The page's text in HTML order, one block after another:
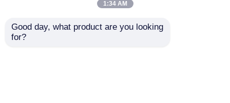
Να συνεχίσει
1:34 AM
Good day, what product are you looking
for?